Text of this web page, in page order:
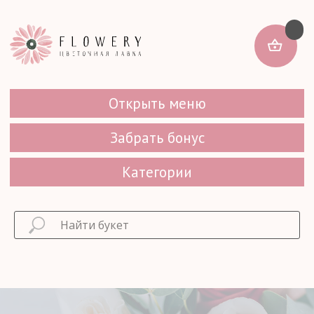
Забрать бонус
Категории